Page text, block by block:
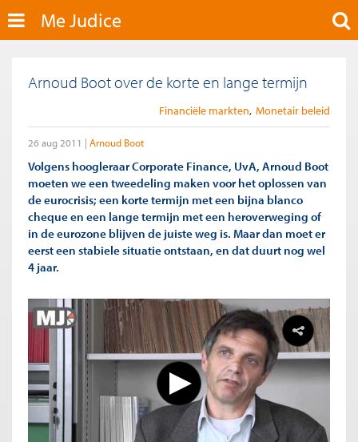
Me Judice
Arnoud Boot over de korte en lange termijn
Financiële markten Monetair beleid
26 aug 2011 Arnoud Boot
Volgens hoogleraar Corporate Finance, UvA, Arnoud Boot
moeten we een tweedeling maken voor het oplossen van
de eurocrisis; een korte termijn met een bijna blanco
cheque en een lange termijn met een heroverweging of
in de eurozone blijven de juiste weg is. Maar dan moet er
eerst een stabiele situatie ontstaan, en dat duurt nog wel
4 jaar.